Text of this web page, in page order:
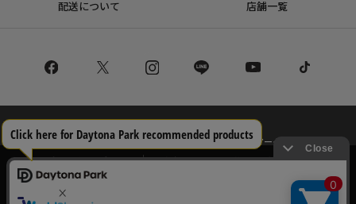
配送について 店舗一覧
コーポレートサイト リクルート
サステナブルマークについて
プライバシーポリシー
特定商取引法・古物営業法に基づく表記
当サイトでは利用体験の向上およびコンテンツの最適な提供、トラフィック
の分析を目的としてCookieを使用しています。